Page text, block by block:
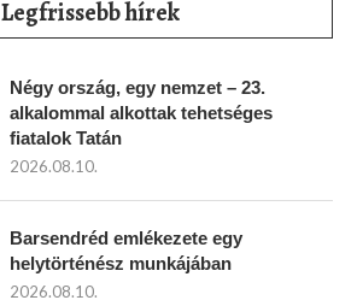
Legfrissebb hírek
Négy ország, egy nemzet – 23.
alkalommal alkottak tehetséges
fiatalok Tatán
2026.08.10.
Barsendréd emlékezete egy
helytörténész munkájában
2026.08.10.